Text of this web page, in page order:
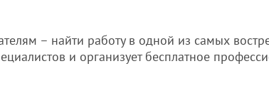
– найти работу в одной из самых
и организует бесплатное